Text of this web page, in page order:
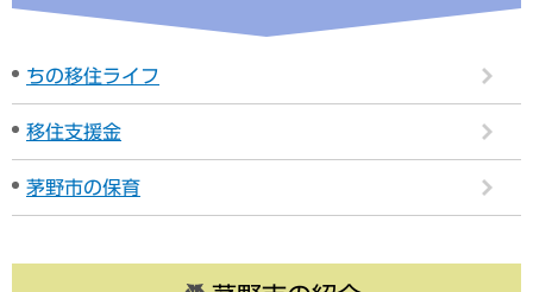
ちの移住ライフ
移住支援金
茅野市の保育